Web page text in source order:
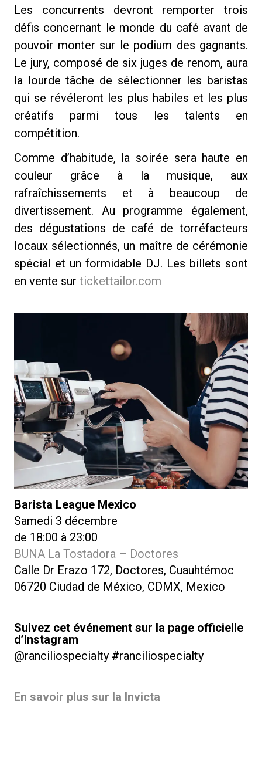
Les concurrents devront remporter trois
défis concernant le monde du café avant de
pouvoir monter sur le podium des gagnants.
Le jury, composé de six juges de renom, aura
la lourde tâche de sélectionner les baristas
qui se révéleront les plus habiles et les plus
créatifs parmi tous les talents en
compétition.
Comme d’habitude, la soirée sera haute en
couleur grâce à la musique, aux
rafraîchissements et à beaucoup de
divertissement. Au programme également,
des dégustations de café de torréfacteurs
locaux sélectionnés, un maître de cérémonie
spécial et un formidable DJ. Les billets sont
en vente sur tickettailor.com
Barista League Mexico
Samedi 3 décembre
de 18:00 à 23:00
BUNA La Tostadora – Doctores
Calle Dr Erazo 172, Doctores, Cuauhtémoc
06720 Ciudad de México, CDMX, Mexico
Suivez cet événement sur la page officielle
d’Instagram
@ranciliospecialty #ranciliospecialty
En savoir plus sur la Invicta